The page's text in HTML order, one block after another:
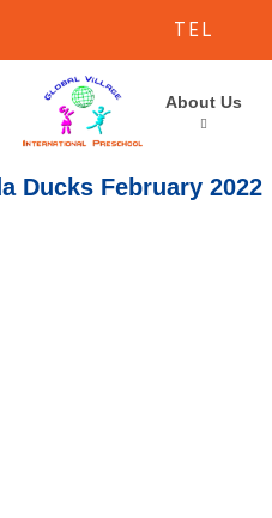
TEL
About Us
Ducks February 2022